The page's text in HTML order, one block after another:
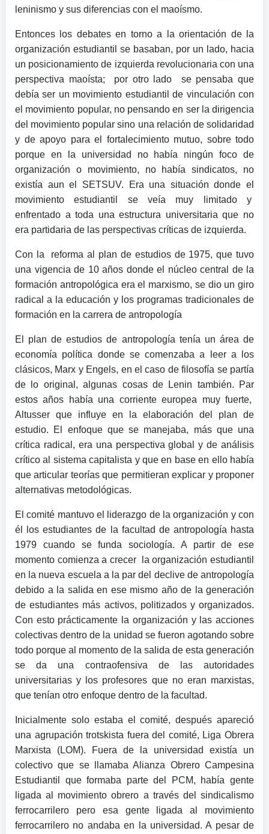
leninismo y sus diferencias con el maoísmo.
Entonces los debates en torno a la orientación de la
organización estudiantil se basaban, por un lado, hacia
un posicionamiento de izquierda revolucionaria con una
perspectiva maoísta; por otro lado se pensaba que
debía ser un movimiento estudiantil de vinculación con
el movimiento popular, no pensando en ser la dirigencia
del movimiento popular sino una relación de solidaridad
y de apoyo para el fortalecimiento mutuo, sobre todo
porque en la universidad no había ningún foco de
organización o movimiento, no había sindicatos, no
existía aun el SETSUV. Era una situación donde el
movimiento estudiantil se veía muy limitado y
enfrentado a toda una estructura universitaria que no
era partidaria de las perspectivas críticas de izquierda.
Con la reforma al plan de estudios de 1975, que tuvo
una vigencia de 10 años donde el núcleo central de la
formación antropológica era el marxismo, se dio un giro
radical a la educación y los programas tradicionales de
formación en la carrera de antropología
El plan de estudios de antropología tenía un área de
economía política donde se comenzaba a leer a los
clásicos, Marx y Engels, en el caso de filosofía se partía
de lo original, algunas cosas de Lenin también. Par
estos años había una corriente europea muy fuerte,
Altusser que influye en la elaboración del plan de
estudio. El enfoque que se manejaba, más que una
crítica radical, era una perspectiva global y de análisis
crítico al sistema capitalista y que en base en ello había
que articular teorías que permitieran explicar y proponer
alternativas metodológicas.
El comité mantuvo el liderazgo de la organización y con
él los estudiantes de la facultad de antropología hasta
1979 cuando se funda sociología. A partir de ese
momento comienza a crecer la organización estudiantil
en la nueva escuela a la par del declive de antropología
debido a la salida en ese mismo año de la generación
de estudiantes más activos, politizados y organizados.
Con esto prácticamente la organización y las acciones
colectivas dentro de la unidad se fueron agotando sobre
todo porque al momento de la salida de esta generación
se da una contraofensiva de las autoridades
universitarias y los profesores que no eran marxistas,
que tenían otro enfoque dentro de la facultad.
Inicialmente solo estaba el comité, después apareció
una agrupación trotskista fuera del comité, Liga Obrera
Marxista (LOM). Fuera de la universidad existía un
colectivo que se llamaba Alianza Obrero Campesina
Estudiantil que formaba parte del PCM, había gente
ligada al movimiento obrero a través del sindicalismo
ferrocarrilero pero esa gente ligada al movimiento
ferrocarrilero no andaba en la universidad. A pesar de